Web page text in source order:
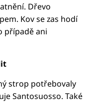
Dřevo
Kov se zas hodí
případě ani
strop potřebovaly
Santosuosso. Také